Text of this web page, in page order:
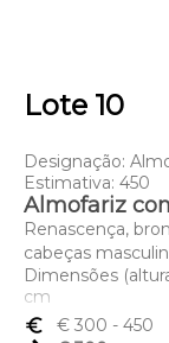
Lote 10
Designação:
Estimativa: 450
Almofariz
Renascença,
cabeças
Dimensões
cm
euro_symbol
€ 300 - 450